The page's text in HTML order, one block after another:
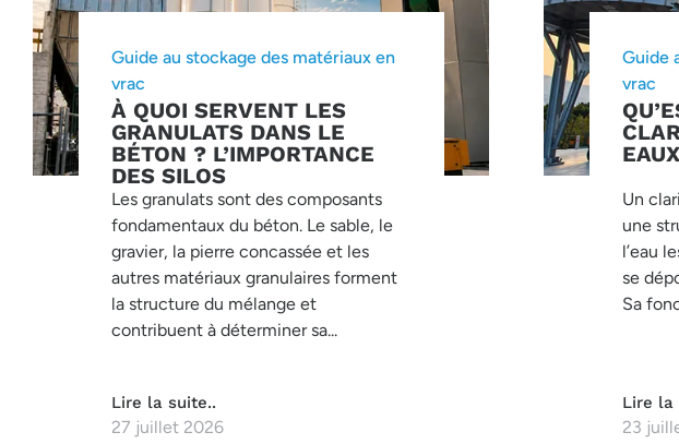
Guide au stockage des matériaux en
vrac
À QUOI SERVENT LES
GRANULATS DANS LE
BÉTON ? L’IMPORTANCE
DES SILOS
Les granulats sont des composants
fondamentaux du béton. Le sable, le
gravier, la pierre concassée et les
autres matériaux granulaires forment
la structure du mélange et
contribuent à déterminer sa...
Lire la suite..
27 juillet 2026
Guide
vrac
Un
une
l’eau
se
Sa
Lire la
23